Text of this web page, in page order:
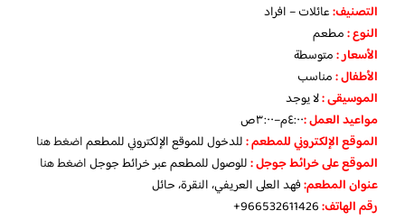
التصنيف:عائلات – افراد
النوع :مطعم
الأسعار:متوسطة
الأطفال:مناسب
الموسيقى :لا يوجد
مواعيد العمل :٤:٠٠م–٣:٠٠ص
الموقع الإلكتروني للمطعم:للدخول للموقع الإلكتروني للمطعماضغط هنا
الموقع على خرائط جوجل:للوصول للمطعم عبر خرائط جوجلاضغط هنا
عنوان المطعم:فهد العلى العريفي، النقرة، حائل
رقم الهاتف: